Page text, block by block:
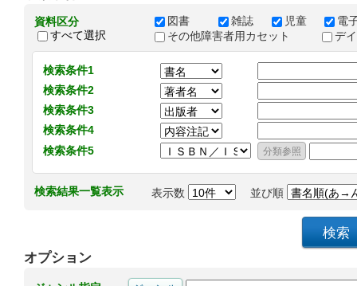
資料区分
すべて選択
図書 雑誌 児童
電
その他障害者用カセット
デ
検索条件1
検索条件2
検索条件3
検索条件4
検索条件5
検索結果一覧表示 表示数 並び順
オプション